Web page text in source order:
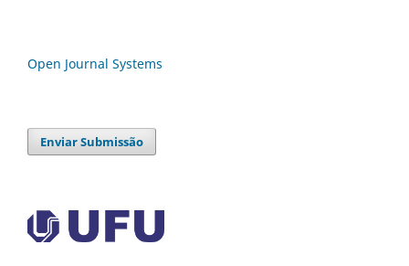
Open Journal Systems
Enviar Submissão